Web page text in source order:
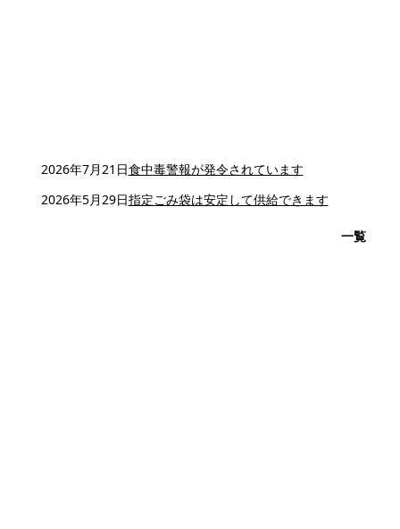
2026年7月21日食中毒警報が発令されています
2026年5月29日指定ごみ袋は安定して供給できます
一覧